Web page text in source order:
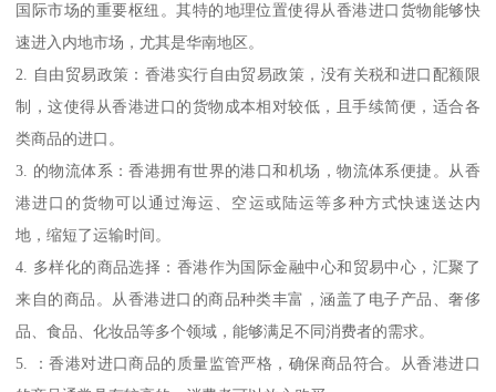
国际市场的重要枢纽。其特的地理位置使得从香港进口货物能够快
速进入内地市场，尤其是华南地区。
2. 自由贸易政策：香港实行自由贸易政策，没有关税和进口配额限
制，这使得从香港进口的货物成本相对较低，且手续简便，适合各
类商品的进口。
3. 的物流体系：香港拥有世界的港口和机场，物流体系便捷。从香
港进口的货物可以通过海运、空运或陆运等多种方式快速送达内
地，缩短了运输时间。
4. 多样化的商品选择：香港作为国际金融中心和贸易中心，汇聚了
来自的商品。从香港进口的商品种类丰富，涵盖了电子产品、奢侈
品、食品、化妆品等多个领域，能够满足不同消费者的需求。
5. ：香港对进口商品的质量监管严格，确保商品符合。从香港进口